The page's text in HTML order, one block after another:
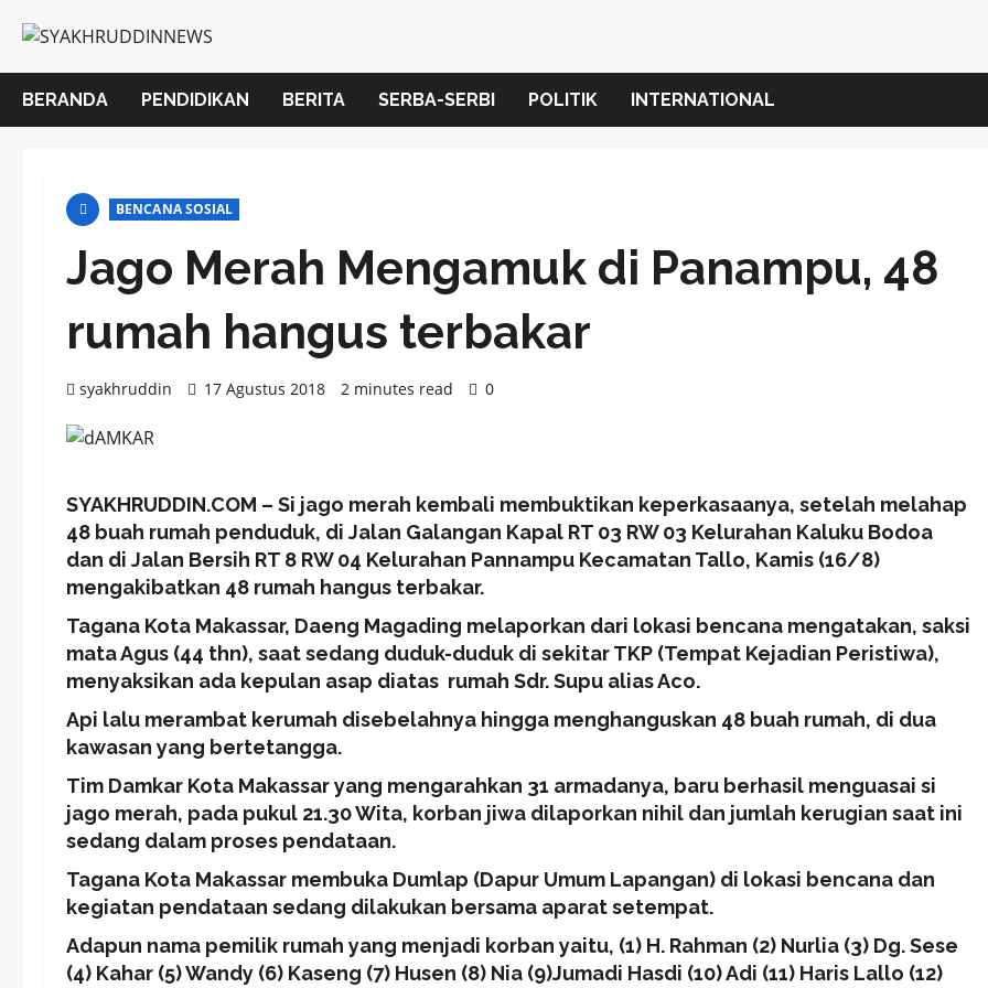
content
BERANDA PENDIDIKAN BERITA SERBA-SERBI POLITIK INTERNATIONAL
BENCANA SOSIAL
Jago Merah Mengamuk di Panampu, 48
rumah hangus terbakar
syakhruddin 17 Agustus 2018 2 minutes read 0
SYAKHRUDDIN.COM – Si jago merah kembali membuktikan keperkasaanya, setelah melahap
48 buah rumah penduduk, di Jalan Galangan Kapal RT 03 RW 03 Kelurahan Kaluku Bodoa
dan di Jalan Bersih RT 8 RW 04 Kelurahan Pannampu Kecamatan Tallo, Kamis (16/8)
mengakibatkan 48 rumah hangus terbakar.
Tagana Kota Makassar, Daeng Magading melaporkan dari lokasi bencana mengatakan, saksi
mata Agus (44 thn), saat sedang duduk-duduk di sekitar TKP (Tempat Kejadian Peristiwa),
menyaksikan ada kepulan asap diatas rumah Sdr. Supu alias Aco.
Api lalu merambat kerumah disebelahnya hingga menghanguskan 48 buah rumah, di dua
kawasan yang bertetangga.
Tim Damkar Kota Makassar yang mengarahkan 31 armadanya, baru berhasil menguasai si
jago merah, pada pukul 21.30 Wita, korban jiwa dilaporkan nihil dan jumlah kerugian saat ini
sedang dalam proses pendataan.
Tagana Kota Makassar membuka Dumlap (Dapur Umum Lapangan) di lokasi bencana dan
kegiatan pendataan sedang dilakukan bersama aparat setempat.
Adapun nama pemilik rumah yang menjadi korban yaitu, (1) H. Rahman (2) Nurlia (3) Dg. Sese
(4) Kahar (5) Wandy (6) Kaseng (7) Husen (8) Nia (9)Jumadi Hasdi (10) Adi (11) Haris Lallo (12)